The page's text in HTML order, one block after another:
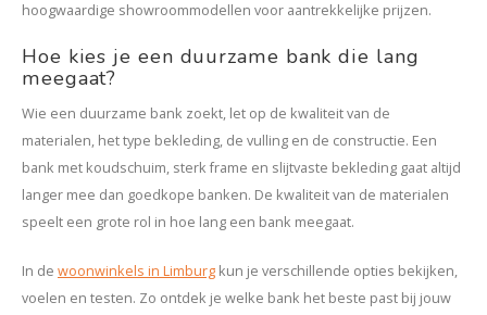
hoogwaardige showroommodellen voor aantrekkelijke prijzen.
Hoe kies je een duurzame bank die lang
meegaat?
Wie een duurzame bank zoekt, let op de kwaliteit van de
materialen, het type bekleding, de vulling en de constructie. Een
bank met koudschuim, sterk frame en slijtvaste bekleding gaat altijd
langer mee dan goedkope banken. De kwaliteit van de materialen
speelt een grote rol in hoe lang een bank meegaat.
In de woonwinkels in Limburg kun je verschillende opties bekijken,
voelen en testen. Zo ontdek je welke bank het beste past bij jouw